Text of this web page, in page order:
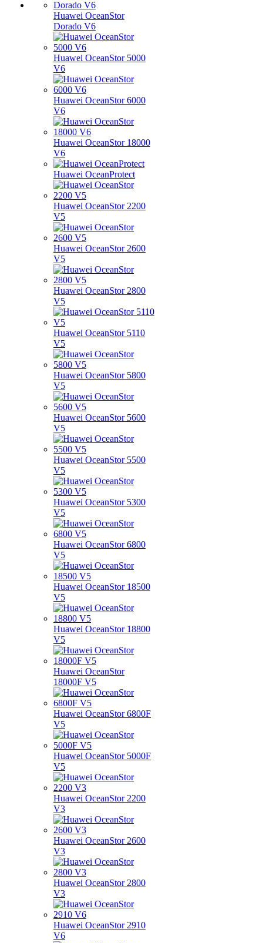
Huawei OceanStor
Dorado V6
Huawei OceanStor 5000
V6
Huawei OceanStor 6000
V6
Huawei OceanStor 18000
V6
Huawei OceanProtect
Huawei OceanStor 2200
V5
Huawei OceanStor 2600
V5
Huawei OceanStor 2800
V5
Huawei OceanStor 5110
V5
Huawei OceanStor 5800
V5
Huawei OceanStor 5600
V5
Huawei OceanStor 5500
V5
Huawei OceanStor 5300
V5
Huawei OceanStor 6800
V5
Huawei OceanStor 18500
V5
Huawei OceanStor 18800
V5
Huawei OceanStor
18000F V5
Huawei OceanStor 6800F
V5
Huawei OceanStor 5000F
V5
Huawei OceanStor 2200
V3
Huawei OceanStor 2600
V3
Huawei OceanStor 2800
V3
Huawei OceanStor 2910
V6